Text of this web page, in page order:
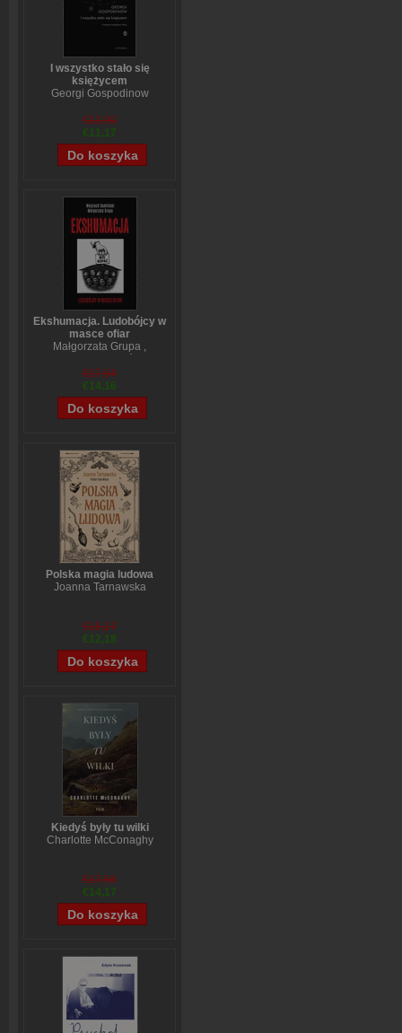
I wszystko stało się
księżycem
Georgi Gospodinow
€13,90
€11,17
Ekshumacja. Ludobójcy w
masce ofiar
Małgorzata Grupa ,
€17,64
€14,16
Polska magia ludowa
Joanna Tarnawska
€15,17
€12,18
Kiedyś były tu wilki
Charlotte McConaghy
€17,66
€14,17